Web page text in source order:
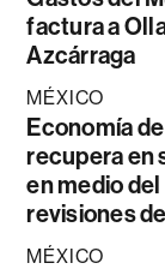
factura a
Azcárraga
MÉXICO
Economía
recupera en
en medio
revisiones
MÉXICO